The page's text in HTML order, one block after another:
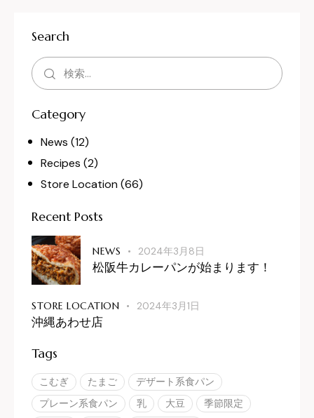
Search
Category
News (12)
Recipes (2)
Store Location(66)
Recent Posts
NEWS 2024年3月8日
松阪牛カレーパンが始まります！
STORE LOCATION 2024年3月1日
沖縄あわせ店
Tags
こむぎ たまご
デザート系食パン
プレーン系食パン
乳 大豆
季節限定